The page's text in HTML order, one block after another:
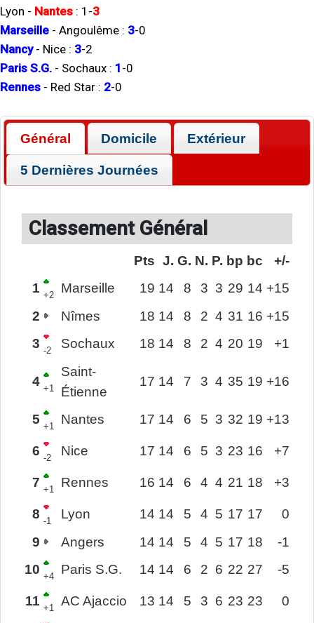
Lyon - Nantes : 1 -3
Marseille - Angoulême : 3-0
Nancy- Nice : 3-2
Paris S.G. - Sochaux : 1 -0
Rennes - Red Star : 2-0
Général Domicile Extérieur
5 Dernières Journées
Classement Général
Pts J. G. N. P. bp bc
+/-
1 +2 Marseille 19 14 8 3 3 29 14 +15
2
Nîmes 18 14 8 2 4 31 16 +15
3 -2 Sochaux 18 14 8 2 4 20 19 +1
4 +1
Saint-
Étienne
17 14 7 3 4 35 19 +16
5 +1 Nantes 17 14 6 5 3 32 19 +13
6 -2 Nice 17 14 6 5 3 23 16 +7
7 +1 Rennes 16 14 6 4 4 21 18 +3
8 -1 Lyon 14 14 5 4 5 17 17
0
9
Angers 14 14 5 4 5 17 18
-1
10 +4 Paris S.G. 14 14 6 2 6 22 27 -5
11 +1 AC Ajaccio 13 14 5 3 6 23 23 0